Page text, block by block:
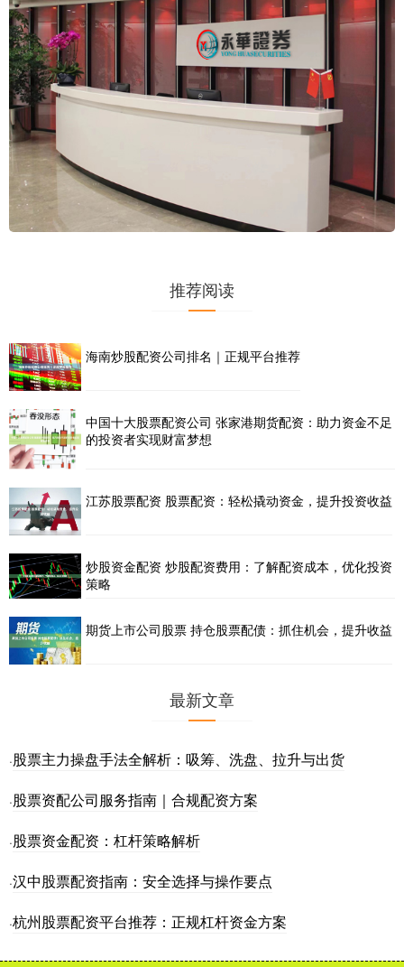
推荐阅读
海南炒股配资公司排名｜正规平台推荐
中国十大股票配资公司 张家港期货配资：助力资金不足
的投资者实现财富梦想
江苏股票配资 股票配资：轻松撬动资金，提升投资收益
炒股资金配资 炒股配资费用：了解配资成本，优化投资
策略
期货上市公司股票 持仓股票配债：抓住机会，提升收益
最新文章
·股票主力操盘手法全解析：吸筹、洗盘、拉升与出货
·股票资配公司服务指南｜合规配资方案
·股票资金配资：杠杆策略解析
·汉中股票配资指南：安全选择与操作要点
·杭州股票配资平台推荐：正规杠杆资金方案